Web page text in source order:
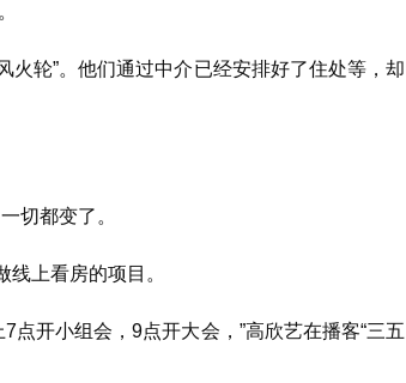
火轮”。他们通过中介已经安排好了住处等，却
切都变了。
上看房的项目。
点开小组会，9点开大会，”高欣艺在播客“三五